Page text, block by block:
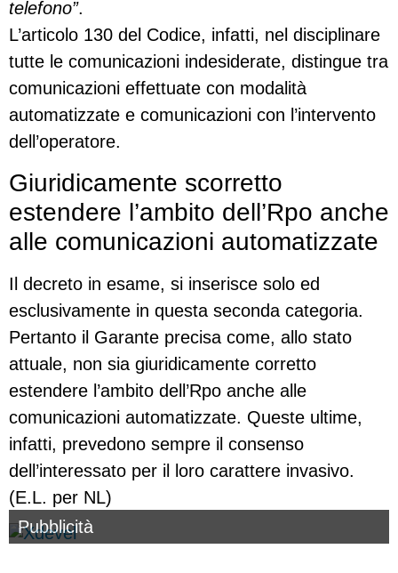
telefono”.
L’articolo 130 del Codice, infatti, nel disciplinare
tutte le comunicazioni indesiderate, distingue tra
comunicazioni effettuate con modalità
automatizzate e comunicazioni con l’intervento
dell’operatore.
Giuridicamente scorretto
estendere l’ambito dell’Rpo anche
alle comunicazioni automatizzate
Il decreto in esame, si inserisce solo ed
esclusivamente in questa seconda categoria.
Pertanto il Garante precisa come, allo stato
attuale, non sia giuridicamente corretto
estendere l’ambito dell’Rpo anche alle
comunicazioni automatizzate. Queste ultime,
infatti, prevedono sempre il consenso
dell’interessato per il loro carattere invasivo.
(E.L. per NL)
Pubblicità